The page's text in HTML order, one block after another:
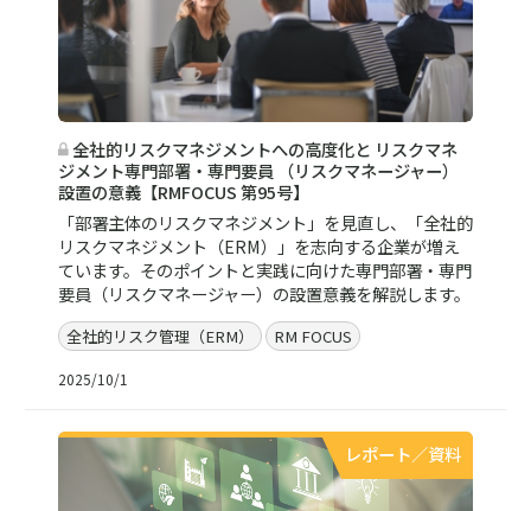
全社的リスクマネジメントへの高度化と リスクマネ
ジメント専門部署・専門要員 （リスクマネージャー）
設置の意義【RMFOCUS 第95号】
「部署主体のリスクマネジメント」を見直し、「全社的
リスクマネジメント（ERM）」を志向する企業が増え
ています。そのポイントと実践に向けた専門部署・専門
要員（リスクマネージャー）の設置意義を解説します。
全社的リスク管理（ERM） RM FOCUS
2025/10/1
レポート／資料